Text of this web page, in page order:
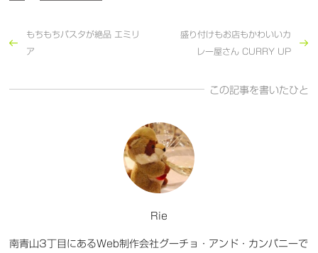
もちもちパスタが絶品 エミリ
ア
盛り付けもお店もかわいいカ
レー屋さん CURRY UP
この記事を書いたひと
Rie
南青山3丁目にあるWeb制作会社グーチョ・アンド・カンパニーで